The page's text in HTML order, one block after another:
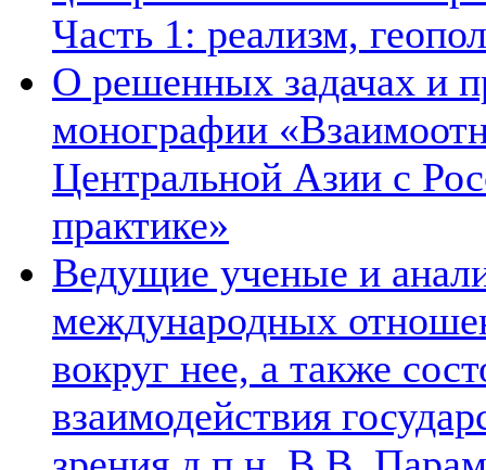
Часть 1: реализм,
О решенных задачах и
монографии
Центральной Азии с
практике»
Ведущие ученые и
международных
вокруг нее, а также
взаимодействия